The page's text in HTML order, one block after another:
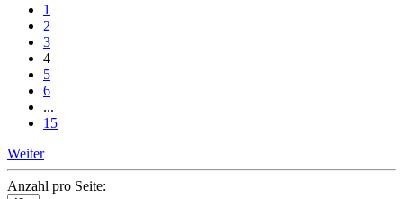
1
2
3
4
5
6
...
15
Weiter
Anzahl pro Seite: